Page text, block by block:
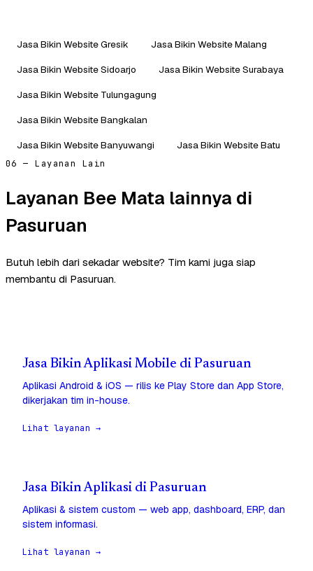
Jasa Bikin Website Gresik
Jasa Bikin Website Malang
Jasa Bikin Website Sidoarjo
Jasa Bikin Website Surabaya
Jasa Bikin Website Tulungagung
Jasa Bikin Website Bangkalan
Jasa Bikin Website Banyuwangi
Jasa Bikin Website Batu
06 — Layanan Lain
Layanan Bee Mata lainnya di
Pasuruan
Butuh lebih dari sekadar website? Tim kami juga siap
membantu di Pasuruan.
Jasa Bikin Aplikasi Mobile di Pasuruan
Aplikasi Android & iOS — rilis ke Play Store dan App Store,
dikerjakan tim in-house.
Lihat layanan →
Jasa Bikin Aplikasi di Pasuruan
Aplikasi & sistem custom — web app, dashboard, ERP, dan
sistem informasi.
Lihat layanan →